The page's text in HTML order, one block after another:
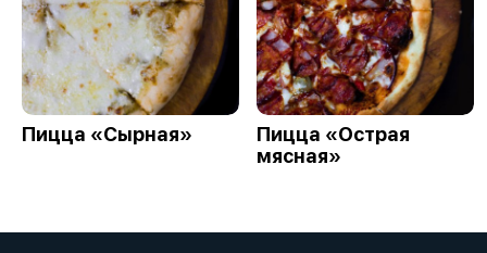
Пицца «Сырная»
Пицца «Острая
мясная»